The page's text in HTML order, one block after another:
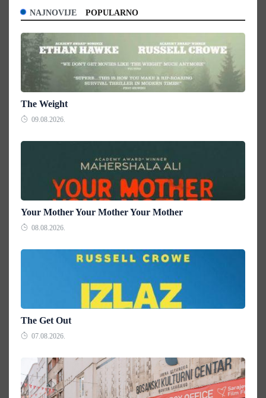
NAJNOVIJE POPULARNO
The Weight
09.08.2026.
Your Mother Your Mother Your Mother
08.08.2026.
The Get Out
07.08.2026.